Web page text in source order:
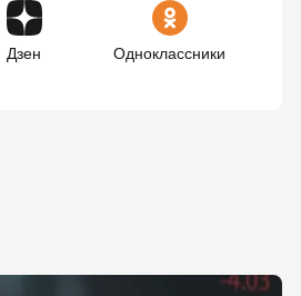
Дзен Одноклассники